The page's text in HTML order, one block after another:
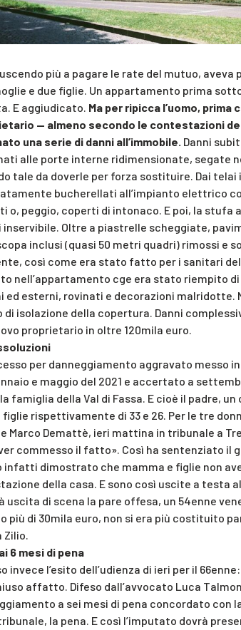
più a pagare le rate del mutuo, aveva
e due figlie. Un appartamento prima
E aggiudicato. Ma per ripicca l’uomo,
— almeno secondo le contestazioni
una serie di danni all’immobile. Danni
alle porte interne ridimensionate, segate
tale da doverle per forza sostituire. Dai telai
bucherellati all’impianto elettrico
o, peggio, coperti di intonaco. E poi, la stufa
inservibile. Oltre a piastrelle scheggiate,
inclusi (quasi 50 metri quadri) rimossi e
così come era stato fatto per i sanitari
nell’appartamento cge era stato riempito
ed esterni, rovinati e decorazioni malridotte.
di isolazione della copertura. Danni
proprietario in oltre 120mila euro.
per danneggiamento aggravato messo
e maggio del 2021 e accertato a
famiglia della Val di Fassa. E cioè il padre, un
figlie rispettivamente di 33 e 26. Per le tre
Marco Demattè, ieri mattina in tribunale a
commesso il fatto». Così ha sentenziato il
infatti dimostrato che mamma e figlie non
della casa. E sono così uscite a testa
uscita di scena la pare offesa, un 54enne
più di 30mila euro, non si era più costituito
Zilio.
6 mesi di pena
invece l’esito dell’udienza di ieri per il
affatto. Difeso dall’avvocato Luca
a sei mesi di pena concordato con
la pena. E così l’imputato dovrà